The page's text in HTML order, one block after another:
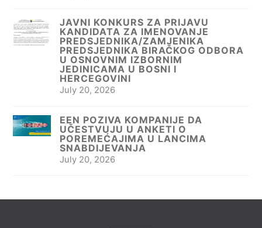
JAVNI KONKURS ZA PRIJAVU
KANDIDATA ZA IMENOVANJE
PREDSJEDNIKA/ZAMJENIKA
PREDSJEDNIKA BIRAČKOG ODBORA
U OSNOVNIM IZBORNIM
JEDINICAMA U BOSNI I
HERCEGOVINI
July 20, 2026
EEN POZIVA KOMPANIJE DA
UČESTVUJU U ANKETI O
POREMEĆAJIMA U LANCIMA
SNABDIJEVANJA
July 20, 2026